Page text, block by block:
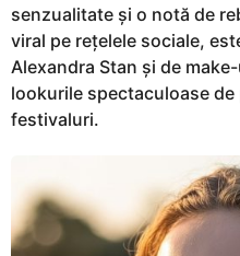
senzualitate și o notă de
viral pe rețelele sociale,
Alexandra Stan și de
lookurile spectaculoase de
festivaluri.